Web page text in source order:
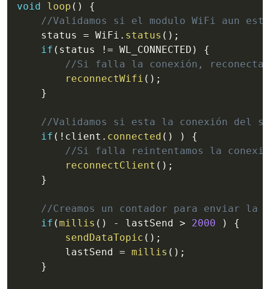
void loop ( )
{
//Validamos si el modulo WiFi aun
    status
= WiFi . status ( ) ;
if ( status != WL_CONNECTED )
{
//Si falla la conexión,
reconnectWifi ( ) ;
}
//Validamos si esta la conexión del
if ( ! client . connected ( ) )
{
//Si falla reintentamos la
reconnectClient ( ) ;
}
//Creamos un contador para enviar la
if (millis ( ) - lastSend > 2000 )
{
sendDataTopic ( ) ;
        lastSend
= millis ( ) ;
}